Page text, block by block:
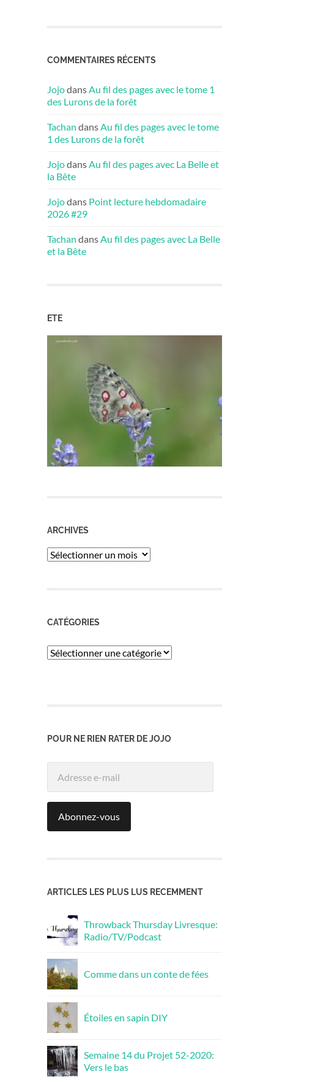
COMMENTAIRES RÉCENTS
JojodansAu fil des pages avec le tome 1
des Lurons de la forêt
Tachan dansAu fil des pages avec le tome
1 des Lurons de la forêt
JojodansAu fil des pages avec La Belle et
la Bête
Jojodans Point lecture hebdomadaire
2026 #29
Tachan dansAu fil des pages avec La Belle
et la Bête
ETE
ARCHIVES
ARCHIVES
CATÉGORIES
Catégories
POUR NE RIEN RATER DE JOJO
Abonnez-vous
ARTICLES LES PLUS LUS RECEMMENT
Throwback Thursday Livresque:
Radio/TV/Podcast
Comme dans un conte de fées
Étoiles en sapin DIY
Semaine 14 du Projet 52-2020:
Vers le bas